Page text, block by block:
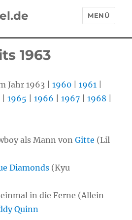
MENÜ
1963
Jahr 1963 |1960 |1961
|1965 |1966 |1967 |1968
als Mann vonGitte (Lil
Diamonds (Kyu
in die Ferne (Allein
Quinn